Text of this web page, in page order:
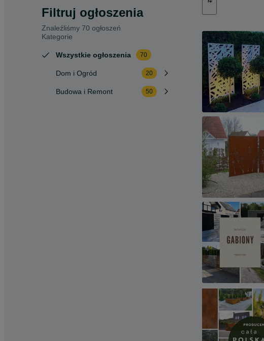
Filtruj ogłoszenia
Znaleźliśmy 70 ogłoszeń
Kategorie
Wszystkie ogłoszenia 70
Dom i Ogród 20
Budowa i Remont 50